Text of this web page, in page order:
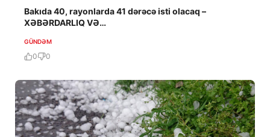
Bakıda 40, rayonlarda 41 dərəcə isti olacaq –
XƏBƏRDARLIQ VƏ…
GÜNDƏM
0 0